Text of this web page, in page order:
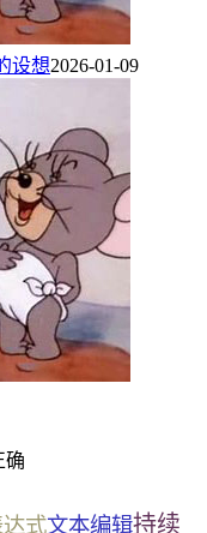
设想2026-01-09
确
式文本编辑持续